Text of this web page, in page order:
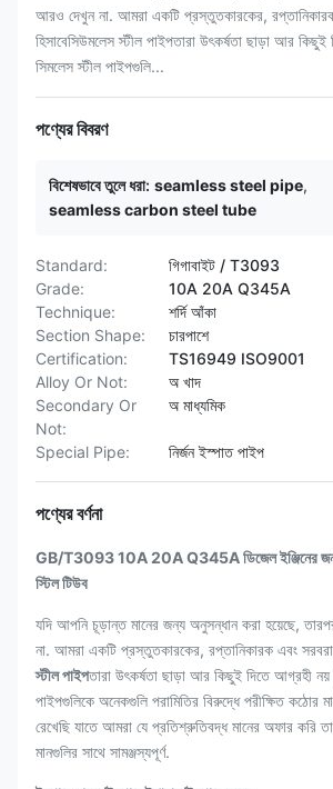
আরও দেখুন না. আমরা একটি প্রস্তুতকারকের, রপ্তানিকারক
হিসাবেসিউমলেস স্টীল পাইপতারা উৎকর্ষতা ছাড়া আর
সিমলেস স্টীল পাইপগুলি...
পণ্যের বিবরণ
বিশেষভাবে তুলে ধরা: seamless steel pipe,
seamless carbon steel tube
Standard:
গিগাবাইট / T3093
Grade:
10A 20A Q345A
Technique:
শর্দি আঁকা
Section Shape:
চারপাশে
Certification:
TS16949 ISO9001
Alloy Or Not:
অ খাদ
Secondary Or
Not:
অ মাধ্যমিক
Special Pipe: নির্জন ইস্পাত পাইপ
পণ্যের বর্ণনা
GB/T3093 10A 20A Q345A ডিজেল ইঞ্জিনের জন্য
স্টিল টিউব
যদি আপনি চূড়ান্ত মানের জন্য অনুসন্ধান করা হয়েছে,
না. আমরা একটি প্রস্তুতকারকের, রপ্তানিকারক এবং
স্টীল পাইপতারা উৎকর্ষতা ছাড়া আর কিছুই দিতে আগ্রহী
পাইপগুলিকে অনেকগুলি পরামিতির বিরুদ্ধে পরীক্ষিত কঠোর
রেখেছি যাতে আমরা যে প্রতিশ্রুতিবদ্ধ মানের অফার করি
মানগুলির সাথে সামঞ্জস্যপূর্ণ.